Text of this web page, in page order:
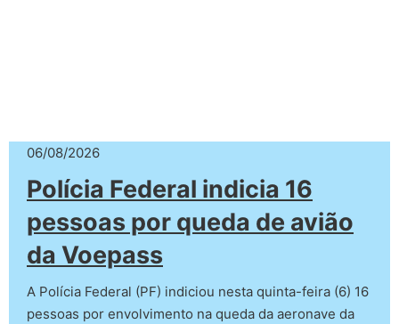
06/08/2026
Polícia Federal indicia 16
pessoas por queda de avião
da Voepass
A Polícia Federal (PF) indiciou nesta quinta-feira (6) 16
pessoas por envolvimento na queda da aeronave da